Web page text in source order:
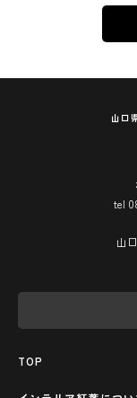
山口
tel
山
TOP